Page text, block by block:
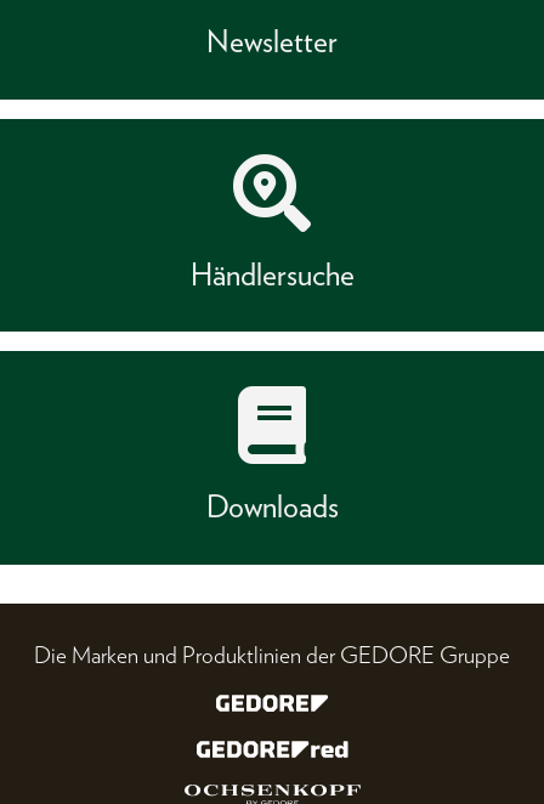
Newsletter
Händlersuche
Downloads
Die Marken und Produktlinien der GEDORE Gruppe